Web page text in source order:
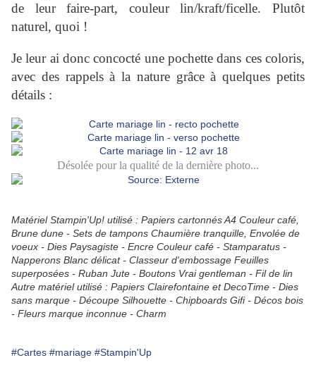
de leur faire-part, couleur lin/kraft/ficelle. Plutôt
naturel, quoi !
Je leur ai donc concocté une pochette dans ces coloris,
avec des rappels à la nature grâce à quelques petits
détails :
Désolée pour la qualité de la dernière photo...
Matériel Stampin'Up! utilisé : Papiers cartonnés A4 Couleur café,
Brune dune - Sets de tampons Chaumière tranquille, Envolée de
voeux - Dies Paysagiste - Encre Couleur café - Stamparatus -
Napperons Blanc délicat - Classeur d'embossage Feuilles
superposées - Ruban Jute - Boutons Vrai gentleman - Fil de lin
Autre matériel utilisé : Papiers Clairefontaine et DecoTime - Dies
sans marque - Découpe Silhouette - Chipboards Gifi - Décos bois
- Fleurs marque inconnue - Charm
#Cartes #mariage #Stampin'Up